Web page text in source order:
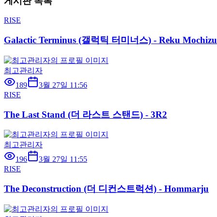
RISE
Galactic Terminus (갤럭틱 터미너스) - Reku
최고관리자
189
3월 27일 11:56
RISE
The Last Stand (더 라스트 스탠드) - 3R2
최고관리자
196
3월 27일 11:55
RISE
The Deconstruction (더 디컨스트럭션) - Hommarju